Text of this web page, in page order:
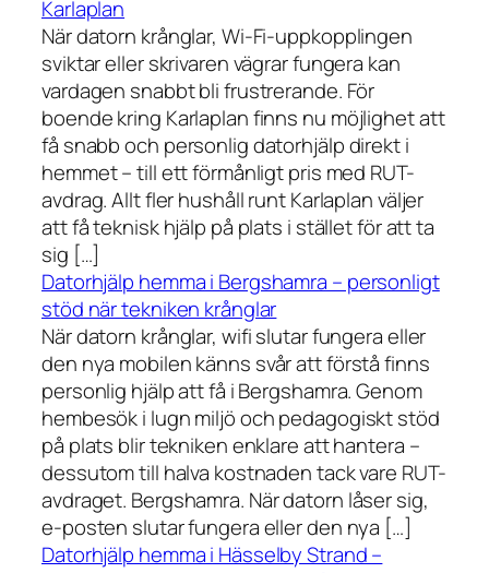
Karlaplan
När datorn krånglar, Wi-Fi-uppkopplingen
sviktar eller skrivaren vägrar fungera kan
vardagen snabbt bli frustrerande. För
boende kring Karlaplan finns nu möjlighet att
få snabb och personlig datorhjälp direkt i
hemmet – till ett förmånligt pris med RUT-
avdrag. Allt fler hushåll runt Karlaplan väljer
att få teknisk hjälp på plats i stället för att ta
sig […]
Datorhjälp hemma i Bergshamra – personligt
stöd när tekniken krånglar
När datorn krånglar, wifi slutar fungera eller
den nya mobilen känns svår att förstå finns
personlig hjälp att få i Bergshamra. Genom
hembesök i lugn miljö och pedagogiskt stöd
på plats blir tekniken enklare att hantera –
dessutom till halva kostnaden tack vare RUT-
avdraget. Bergshamra. När datorn låser sig,
e-posten slutar fungera eller den nya […]
Datorhjälp hemma i Hässelby Strand –